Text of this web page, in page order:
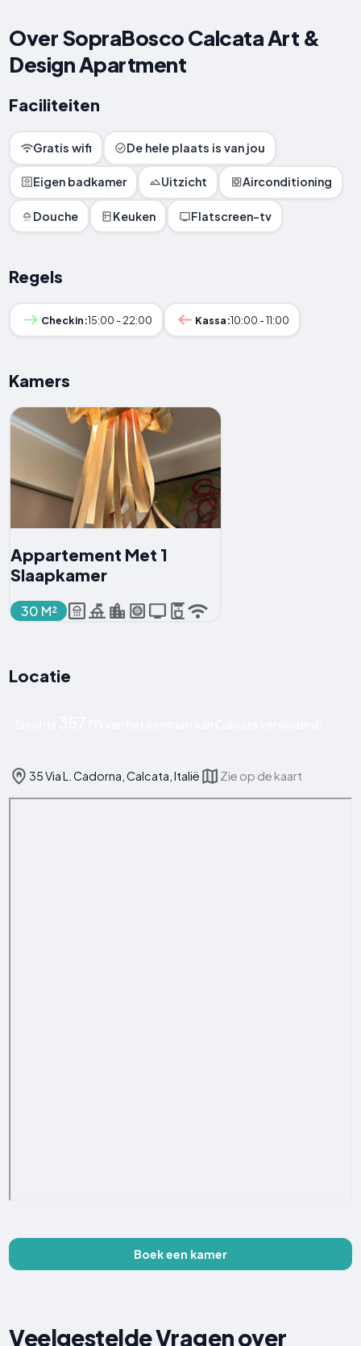
Over SopraBosco Calcata Art &
Design Apartment
Faciliteiten
Gratis wifi De hele plaats is van jou
Eigen badkamer Uitzicht Airconditioning
Douche Keuken Flatscreen-tv
Regels
Checkin:15:00 - 22:00 Kassa:10:00 - 11:00
Kamers
Appartement Met 1
Slaapkamer
30 M²
Locatie
35 Via L. Cadorna, Calcata, Italië Zie op de kaart
Boek een kamer
Veelgestelde Vragen over